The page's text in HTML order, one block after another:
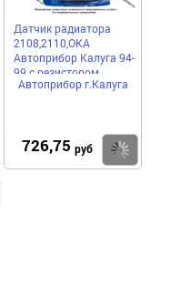
Купить
Датчик радиатора
2108,2110,ОКА
Автоприбор Калуга 94-
99 с резистором
66.3710
Автоприбор г.Калуга
726,75 руб